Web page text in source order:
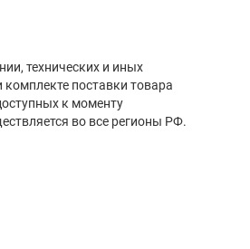
технических и иных
комплекте поставки товара
к моменту
во все регионы РФ.